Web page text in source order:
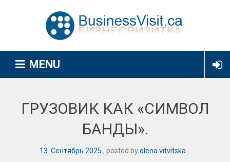
MENU
ГРУЗОВИК КАК «СИМВОЛ
БАНДЫ».
13 Сентябрь 2025 posted byolena vitvitska